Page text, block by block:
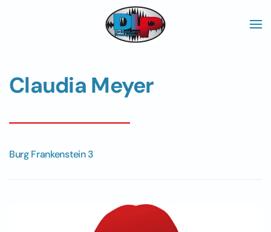
Skip to main content
Claudia Meyer
Burg Frankenstein 3